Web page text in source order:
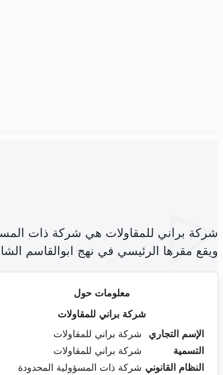
شركة براني للمقاولات هي شركة ذات
ويقع مقرها الرئيسي في نهج ابوالقاسم
معلومات حول
شركة براني للمقاولات
الإسم التجاري
شركة براني للمقاولات
التسمية
شركة براني للمقاولات
النظام القانوني شركة ذات المسؤولية المحدودة